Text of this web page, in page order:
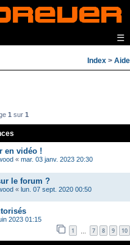
☰
Index > Aide
1 sur 1
en vidéo !
« mar. 03 janv. 2023 20:30
le forum ?
« lun. 07 sept. 2020 00:50
2023 01:15
1 7 8 9 10